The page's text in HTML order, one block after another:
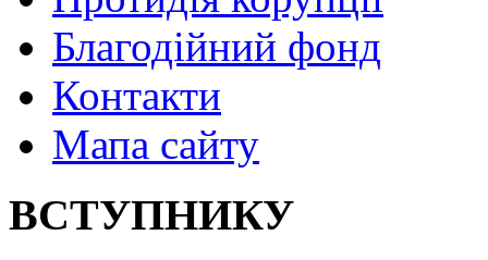
Благодійний фонд
Контакти
Мапа сайту
ВСТУПНИКУ